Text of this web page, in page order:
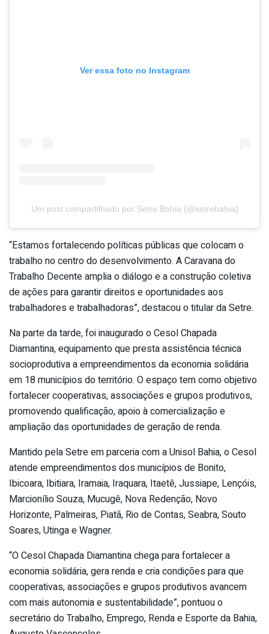
Ver essa foto no Instagram
Um post compartilhado por Setre Bahia (@setrebahia)
“Estamos fortalecendo políticas públicas que colocam o
trabalho no centro do desenvolvimento. A Caravana do
Trabalho Decente amplia o diálogo e a construção coletiva
de ações para garantir direitos e oportunidades aos
trabalhadores e trabalhadoras”, destacou o titular da Setre.
Na parte da tarde, foi inaugurado o Cesol Chapada
Diamantina, equipamento que presta assistência técnica
socioprodutiva a empreendimentos da economia solidária
em 18 municípios do território. O espaço tem como objetivo
fortalecer cooperativas, associações e grupos produtivos,
promovendo qualificação, apoio à comercialização e
ampliação das oportunidades de geração de renda.
Mantido pela Setre em parceria com a Unisol Bahia, o Cesol
atende empreendimentos dos municípios de Bonito,
Ibicoara, Ibitiara, Iramaia, Iraquara, Itaetê, Jussiape, Lençóis,
Marcionílio Souza, Mucugê, Nova Redenção, Novo
Horizonte, Palmeiras, Piatã, Rio de Contas, Seabra, Souto
Soares, Utinga e Wagner.
“O Cesol Chapada Diamantina chega para fortalecer a
economia solidária, gera renda e cria condições para que
cooperativas, associações e grupos produtivos avancem
com mais autonomia e sustentabilidade”, pontuou o
secretário do Trabalho, Emprego, Renda e Esporte da Bahia,